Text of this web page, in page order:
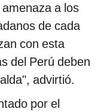
a los
de cada
con esta
del Perú deben
advirtió.
por el